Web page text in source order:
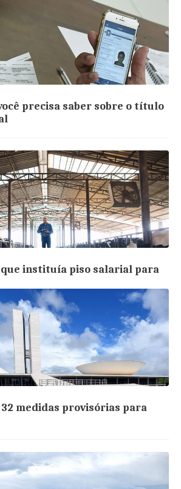
precisa saber sobre o título
instituía piso salarial para
medidas provisórias para